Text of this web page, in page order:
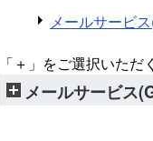
メールサービ
「＋」をご選択いただ
メールサービス